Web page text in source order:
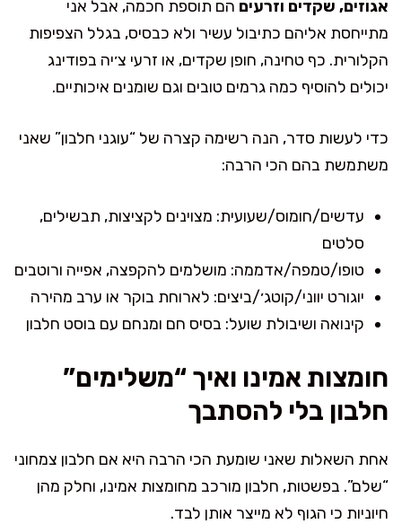
אגוזים, שקדים וזרעים הם תוספת חכמה, אבל אני
מתייחסת אליהם כתיבול עשיר ולא כבסיס, בגלל הצפיפות
הקלורית. כף טחינה, חופן שקדים, או זרעי צ׳יה בפודינג
יכולים להוסיף כמה גרמים טובים וגם שומנים איכותיים.
כדי לעשות סדר, הנה רשימה קצרה של “עוגני חלבון” שאני
משתמשת בהם הכי הרבה:
עדשים/חומוס/שעועית: מצוינים לקציצות, תבשילים,
סלטים
טופו/טמפה/אדממה: מושלמים להקפצה, אפייה ורוטבים
יוגורט יווני/קוטג׳/ביצים: לארוחת בוקר או ערב מהירה
קינואה ושיבולת שועל: בסיס חם ומנחם עם בוסט חלבון
חומצות אמינו ואיך “משלימים”
חלבון בלי להסתבך
אחת השאלות שאני שומעת הכי הרבה היא אם חלבון צמחוני
“שלם”. בפשטות, חלבון מורכב מחומצות אמינו, וחלק מהן
חיוניות כי הגוף לא מייצר אותן לבד.